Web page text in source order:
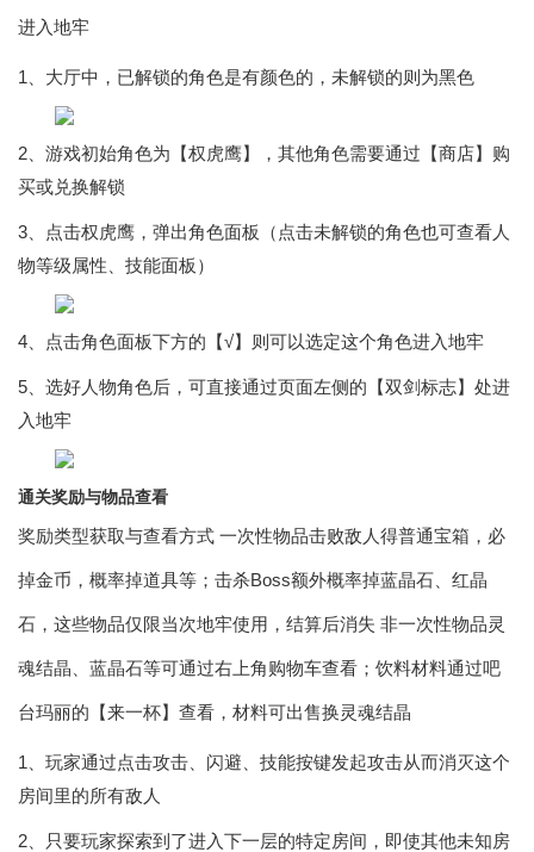
进入地牢
1、大厅中，已解锁的角色是有颜色的，未解锁的则为黑色
2、游戏初始角色为【权虎鹰】，其他角色需要通过【商店】购
买或兑换解锁
3、点击权虎鹰，弹出角色面板（点击未解锁的角色也可查看人
物等级属性、技能面板）
4、点击角色面板下方的【√】则可以选定这个角色进入地牢
5、选好人物角色后，可直接通过页面左侧的【双剑标志】处进
入地牢
通关奖励与物品查看
奖励类型获取与查看方式 一次性物品击败敌人得普通宝箱，必
掉金币，概率掉道具等；击杀Boss额外概率掉蓝晶石、红晶
石，这些物品仅限当次地牢使用，结算后消失 非一次性物品灵
魂结晶、蓝晶石等可通过右上角购物车查看；饮料材料通过吧
台玛丽的【来一杯】查看，材料可出售换灵魂结晶
1、玩家通过点击攻击、闪避、技能按键发起攻击从而消灭这个
房间里的所有敌人
2、只要玩家探索到了进入下一层的特定房间，即使其他未知房